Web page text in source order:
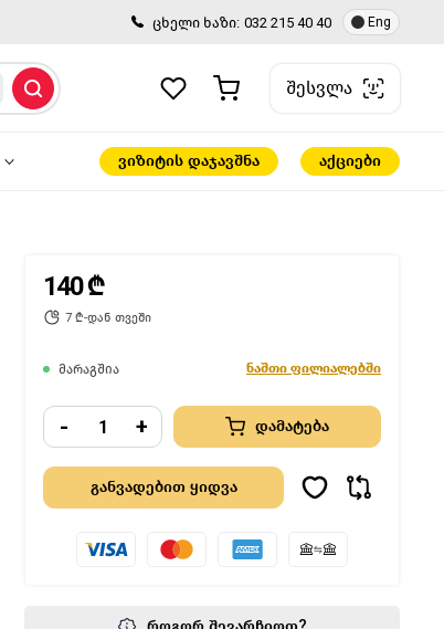
ცხელი ხაზი: 032 215 40 40 Eng
შესვლა
ვიზიტის დაჯავშნა აქციები
140 ₾
7 ₾-დან თვეში
მარაგშია ნაშთი ფილიალებში
- + დამატება